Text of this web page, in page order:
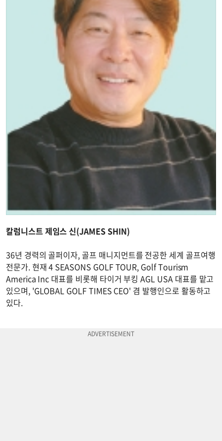
칼럼니스트 제임스 신(JAMES SHIN)
36년 경력의 골퍼이자, 골프 매니지먼트를 전공한 세계 골프여행
전문가. 현재 4 SEASONS GOLF TOUR, Golf Tourism
America Inc 대표를 비롯해 타이거 부킹 AGL USA 대표를 맡고
있으며, 'GLOBAL GOLF TIMES CEO' 겸 발행인으로 활동하고
있다.